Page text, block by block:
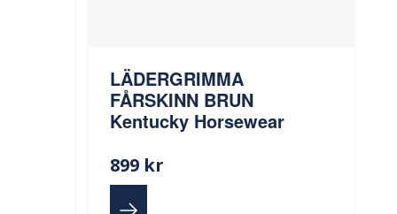
LÄDERGRIMMA
FÅRSKINN BRUN
Kentucky Horsewear
899 kr